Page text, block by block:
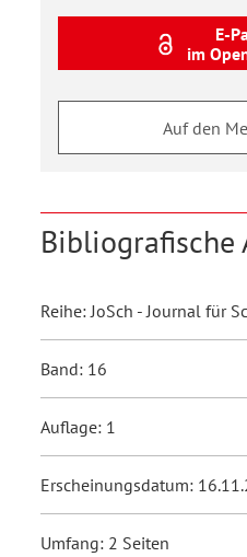
E-
im
Auf den
Bibliografische
Reihe: JoSch - Journal für
Band: 16
Auflage: 1
Erscheinungsdatum:
Umfang: 2 Seiten